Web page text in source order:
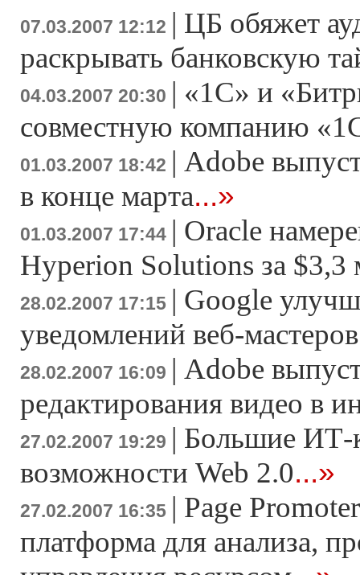
07.03.2007 12:12 | ЦБ обяжет
раскрывать банковскую
04.03.2007 20:30 | «1С» и
совместную компанию
01.03.2007 18:42 | Adobe
в конце марта...»
01.03.2007 17:44 | Oracle
Hyperion Solutions за
28.02.2007 17:15 | Google
уведомлений веб-мастеров
28.02.2007 16:09 | Adobe
редактирования видео в
27.02.2007 19:29 | Большие ИТ-
возможности Web 2.0...»
27.02.2007 16:35 | Page
платформа для анализа,